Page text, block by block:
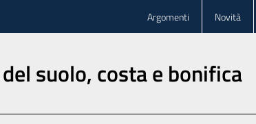
Argomenti Novità
suolo, costa e bonifica